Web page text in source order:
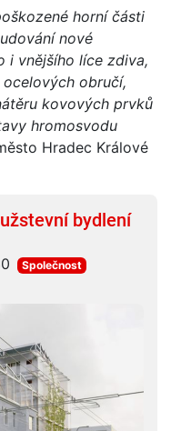
horní části
nové
i vnějšího líce zdiva,
obručí,
kovových prvků
hromosvodu
Hradec Králové
bydlení
Společnost